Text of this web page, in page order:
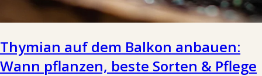
Thymian auf dem Balkon anbauen:
Wann pflanzen, beste Sorten & Pflege